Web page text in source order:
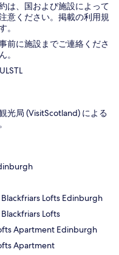
は、国および施設によって
意ください。掲載の利用規
。
前に施設までご連絡くださ
。
光局 (VisitScotland) による
Lofts Edinburgh
Lofts
Apartment Edinburgh
Apartment